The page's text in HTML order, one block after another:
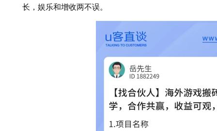
长，娱乐和增收两不误。